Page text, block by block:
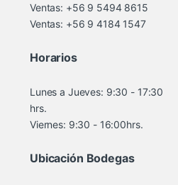
Ventas: +56 9 5494 8615
Ventas: +56 9 4184 1547
Horarios
Lunes a Jueves: 9:30 - 17:30
hrs.
Viernes: 9:30 - 16:00hrs.
Ubicación Bodegas